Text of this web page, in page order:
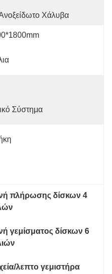
Χάλυβα
Σύστημα
πλήρωσης δίσκων 4
γεμίσματος δίσκων 6
λεπτο γεμιστήρα